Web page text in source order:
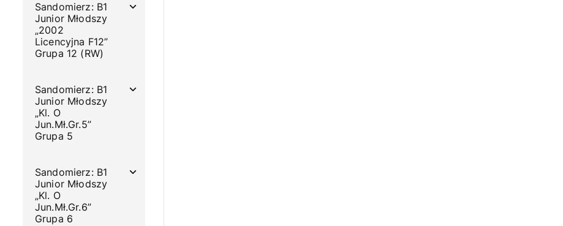
Sandomierz: B1
Junior Młodszy
„2002
Licencyjna F12”
Grupa 12 (RW)
Sandomierz: B1
Junior Młodszy
„Kl. O
Jun.Mł.Gr.5”
Grupa 5
Sandomierz: B1
Junior Młodszy
„Kl. O
Jun.Mł.Gr.6”
Grupa 6